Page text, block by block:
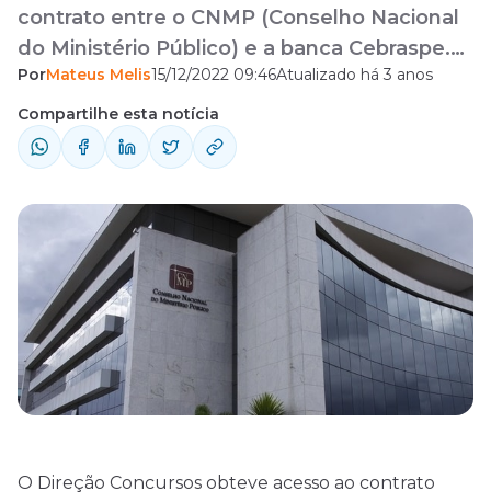
contrato entre o CNMP (Conselho Nacional
do Ministério Público) e a banca Cebraspe.
Documento detalhou as vagas que serão
ofertadas no novo concurso público do
conselho. Conforme indicado no
documento, o certame ofertará 9 vagas
imediatas, além de oportunidades de
cadastro reserva para os seguintes cargos
de Técnico e ...
PorMateus Melis15/12/2022 09:46Atualizado há 3 anos
Compartilhe esta notícia
O Direção Concursos obteve acesso ao contrato